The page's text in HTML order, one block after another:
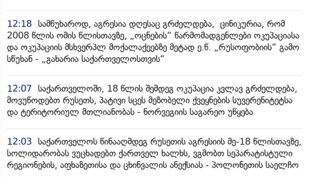
12:18 სამწუხაროდ, აგრესია დღესაც გრძელდება, ცინიკურია, რომ
2008 წლის ომის წლისთავზე, „ოცნების“ წარმომადგენლები ოკუპაციასა
და ოკუპაციის მსხვერპლ მოქალაქეებზე მეტად ე.წ. „რუსოფობიის“ გამო
სწუხან - „გახარია საქართველოსთვის“
12:07 საქართველოში, 18 წლის შემდეგ ოკუპაცია კვლავ გრძელდება,
მოვუწოდებთ რუსეთს, პატივი სცეს მეზობელი ქვეყნების სუვერენიტეტსა
და ტერიტორიულ მთლიანობას - ნორვეგიის საგარეო უწყება
12:03 საქართველოს წინააღმდეგ რუსეთის აგრესიის მე-18 წლისთავზე,
სოლიდარობას ვუცხადებთ ქართველ ხალხს, ვგმობთ სეპარატისტული
რეგიონების, აფხაზეთისა და ცხინვალის ანექსიას - პოლონეთის საელჩო